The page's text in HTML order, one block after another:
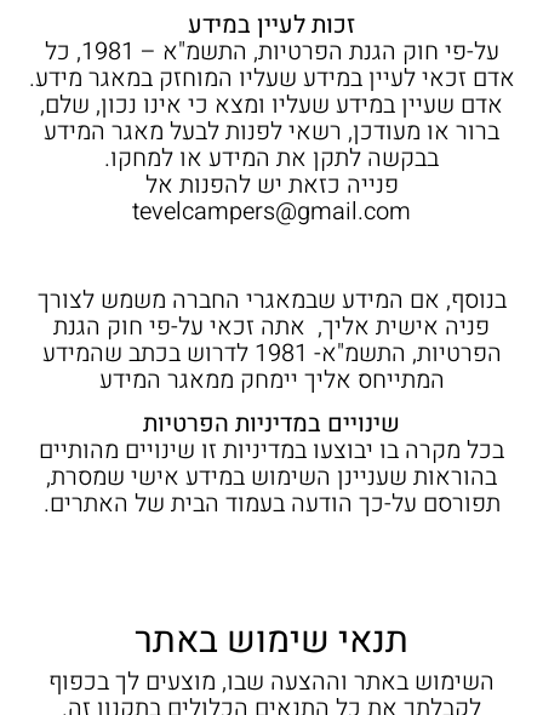
זכות לעיין במידע
על-פי חוק הגנת הפרטיות, התשמ"א – 1981, כל
אדם זכאי לעיין במידע שעליו המוחזק במאגר מידע.
אדם שעיין במידע שעליו ומצא כי אינו נכון, שלם,
ברור או מעודכן, רשאי לפנות לבעל מאגר המידע
בבקשה לתקן את המידע או למחקו.
פנייה כזאת יש להפנות אל
tevelcampers@gmail.com
בנוסף, אם המידע שבמאגרי החברה משמש לצורך
פניה אישית אליך, אתה זכאי על-פי חוק הגנת
הפרטיות, התשמ"א- 1981 לדרוש בכתב שהמידע
המתייחס אליך יימחק ממאגר המידע
שינויים במדיניות הפרטיות
בכל מקרה בו יבוצעו במדיניות זו שינויים מהותיים
בהוראות שעניינן השימוש במידע אישי שמסרת,
תפורסם על-כך הודעה בעמוד הבית של האתרים.
תנאי שימוש באתר
השימוש באתר וההצעה שבו, מוצעים לך בכפוף